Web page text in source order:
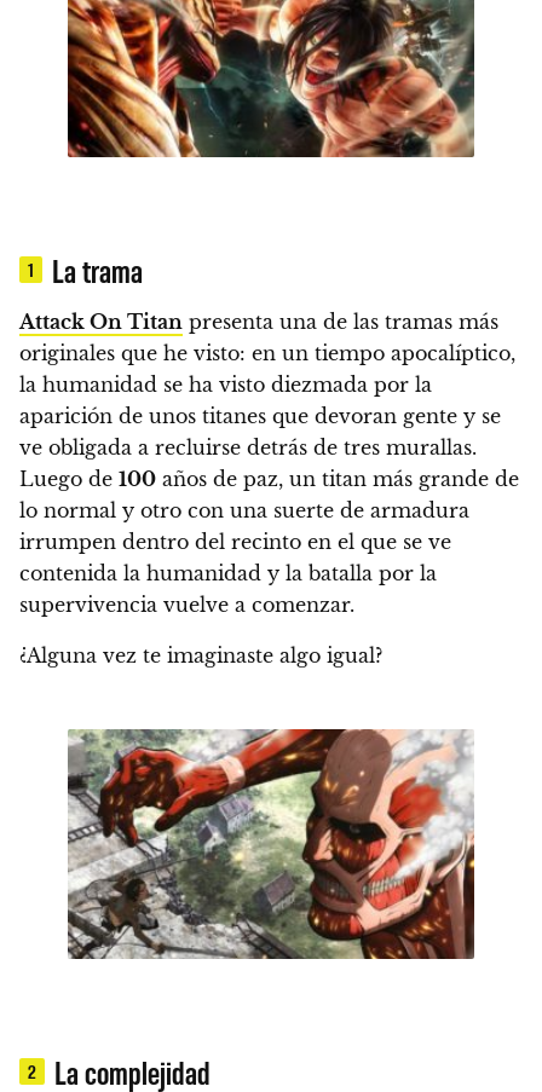
1 La trama
Attack On Titan presenta una de las tramas más
originales que he visto: en un tiempo apocalíptico,
la humanidad se ha visto diezmada por la
aparición de unos titanes que devoran gente y se
ve obligada a recluirse detrás de tres murallas.
Luego de 100 años de paz, un titan más grande de
lo normal y otro con una suerte de armadura
irrumpen dentro del recinto en el que se ve
contenida la humanidad y la batalla por la
supervivencia vuelve a comenzar.
¿Alguna vez te imaginaste algo igual?
2 La complejidad